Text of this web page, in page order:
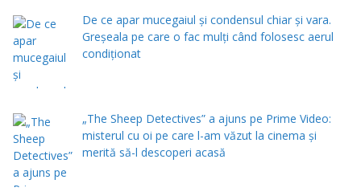
De ce apar mucegaiul și condensul chiar și vara.
Greșeala pe care o fac mulți când folosesc aerul
condiționat
„The Sheep Detectives” a ajuns pe Prime Video:
misterul cu oi pe care l-am văzut la cinema și
merită să-l descoperi acasă